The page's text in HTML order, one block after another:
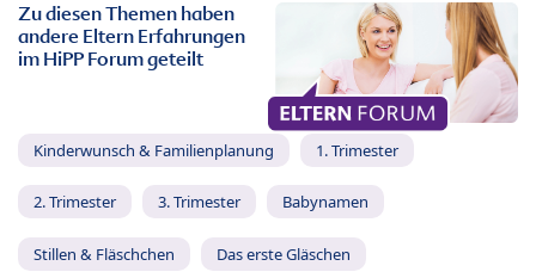
Zu diesen Themen haben
andere Eltern Erfahrungen
im HiPP Forum geteilt
Kinderwunsch & Familienplanung 1. Trimester
2. Trimester 3. Trimester Babynamen
Stillen & Fläschchen Das erste Gläschen